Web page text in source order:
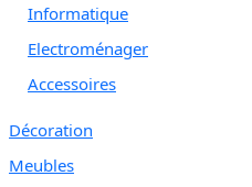
Informatique
Electroménager
Accessoires
Décoration
Meubles